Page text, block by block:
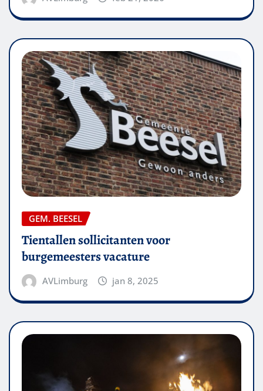
GEM. BEESEL
Tientallen sollicitanten voor
burgemeesters vacature
AVLimburg jan 8, 2025